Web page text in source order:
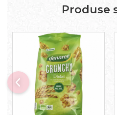
Produse